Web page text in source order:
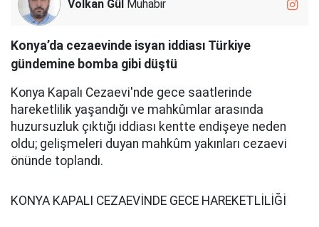
Volkan Gül Muhabir
Konya’da cezaevinde isyan iddiası Türkiye
gündemine bomba gibi düştü
Konya Kapalı Cezaevi'nde gece saatlerinde
hareketlilik yaşandığı ve mahkûmlar arasında
huzursuzluk çıktığı iddiası kentte endişeye neden
oldu; gelişmeleri duyan mahkûm yakınları cezaevi
önünde toplandı.
KONYA KAPALI CEZAEVİNDE GECE HAREKETLİLİĞİ